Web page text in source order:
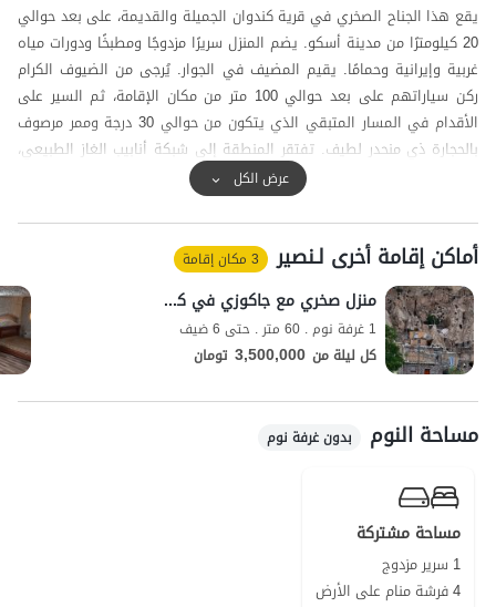
يقع هذا الجناح الصخري في قرية كندوان الجميلة والقديمة، على بعد حوالي
20 كيلومترًا من مدينة أسكو. يضم المنزل سريرًا مزدوجًا ومطبخًا ودورات مياه
غربية وإيرانية وحمامًا. يقيم المضيف في الجوار. يُرجى من الضيوف الكرام
ركن سياراتهم على بعد حوالي 100 متر من مكان الإقامة، ثم السير على
الأقدام في المسار المتبقي الذي يتكون من حوالي 30 درجة وممر مرصوف
بالحجارة ذي منحدر لطيف. تفتقر المنطقة إلى شبكة أنابيب الغاز الطبيعي،
ويتم توفير وقود المنزل عبر أسطوانات غاز البترول المسال. يمكن للضيوف
مترًا من مكان الإقامة. تغطية شبكة الهاتف المحمول جيدة للمكالمات
لشركتي "إيرانسل" و"همراه أول"، مع توفر الإنترنت بتقنية 4G.
عرض الكل
أماكن إقامة أخرى لـنصیر 3 مكان إقامة
منزل صخري مع جاكوزي في كندوان - سهند 1
1 غرفة نوم . 60 متر . حتى 6 ضيف
كل ليلة من 3,500,000 تومان
مساحة النوم بدون غرفة نوم
مساحة مشتركة
1 سرير مزدوج
4 فرشة منام على الأرض